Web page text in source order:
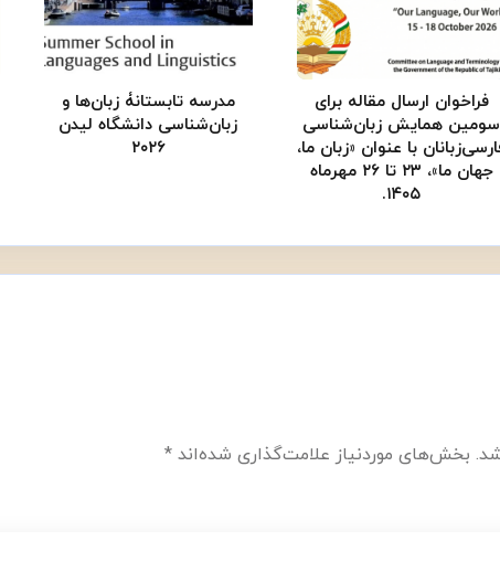
فراخوان ارسال مقاله برای
سومین همایش زبان‌شناسی
با عنوان «زبان ما،
جهان ما»، ۲۳ تا ۲۶ مهرماه
۱۴۰۵.
مدرسه تابستانۀ زبان‌ها و
زبان‌شناسی دانشگاه لیدن
۲۰۲۶
بخش‌های موردنیاز علامت‌گذاری شده‌اند*